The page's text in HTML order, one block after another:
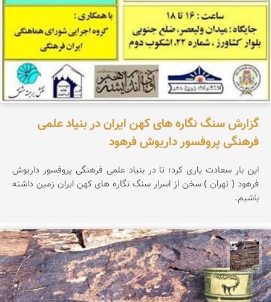
گزارش سنگ نگاره های کهن ایران در بنیاد علمی
فرهنگی پروفسور داریوش فرهود
این بار سعادت یاری کرد؛ تا در بنیاد علمی فرهنگی پروفسور داریوش
فرهود ( تهران ) سخن از اسرار سنگ نگاره های کهن ایران زمین داشته
باشیم.
محمد ناصری فرد